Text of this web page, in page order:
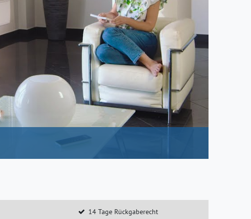
14 Tage Rückgaberecht